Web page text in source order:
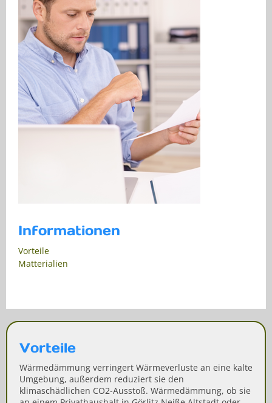
Informationen
Vorteile
Matterialien
Vorteile
Wärmedämmung verringert Wärmeverluste an eine kalte
Umgebung, außerdem reduziert sie den
klimaschädlichen CO2-Ausstoß. Wärmedämmung, ob sie